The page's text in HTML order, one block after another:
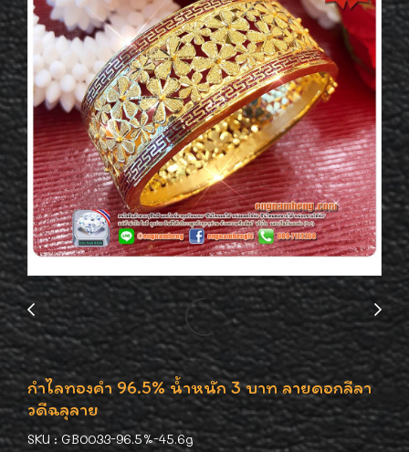
กำไลทองคำ 96.5% น้ำหนัก 3 บาท ลายดอกลีลา
วดีฉลุลาย
SKU : GB0033-96.5%-45.6g